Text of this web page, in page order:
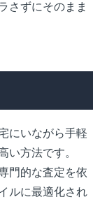
さずにそのまま
にいながら手軽
い方法です。
門的な査定を依
ルに最適化され